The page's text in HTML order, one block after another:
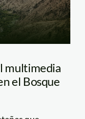
multimedia
el Bosque